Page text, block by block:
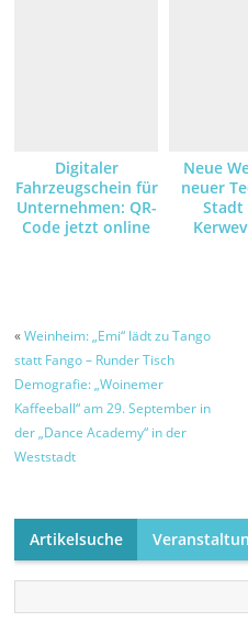
Digitaler
Fahrzeugschein für
Unternehmen: QR-
Code jetzt online
Neue
neuer
Stadt
«Weinheim: „Emi“ lädt zu Tango
statt Fango – Runder Tisch
Demografie: „Woinemer
Kaffeeball“ am 29. September in
der „Dance Academy“ in der
Weststadt
Artikelsuche